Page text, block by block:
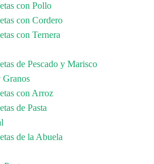
con Pollo
con Cordero
con Ternera
de Pescado y Marisco
Granos
con Arroz
de Pasta
de la Abuela